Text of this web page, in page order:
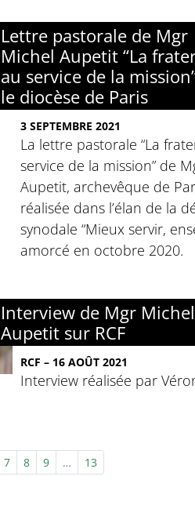
Lettre pastorale de Mgr
Michel Aupetit “La
au service de la
le diocèse de Paris
3 SEPTEMBRE 2021
La lettre pastorale “La
service de la mission” de
Aupetit, archevêque de
réalisée dans l’élan de la
synodale “Mieux servir,
amorcé en octobre 2020.
Interview de Mgr Michel
Aupetit sur RCF
RCF – 16 AOÛT 2021
Interview réalisée par
7 8 9 … 13